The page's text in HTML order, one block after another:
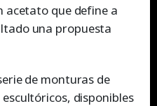
acetato que define a
una propuesta
de monturas de
disponibles